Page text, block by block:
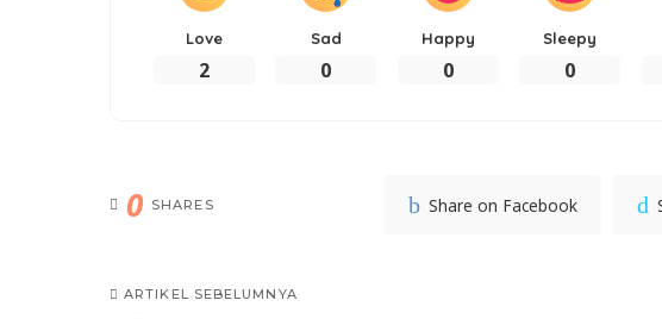
Love
2
Sad
0
Happy
0
Sleepy
0
0 SHARES Share on Facebook
ARTIKEL SEBELUMNYA